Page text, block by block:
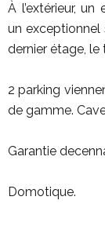
À l’extérieur,
un exceptionnel
dernier étage,
2 parking
de gamme.
Garantie
Domotique.